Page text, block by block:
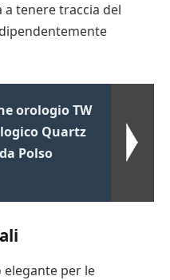
tenere traccia del
orologio TW
Quartz
Polso
per le